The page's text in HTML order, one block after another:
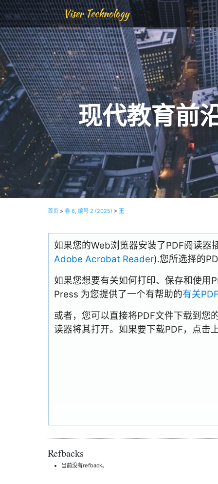
Viser Technology
现代教育前
首页 > 卷 6, 编号 2 (2025) > 王
如果您的Web浏览器安装了PDF阅读器
Adobe Acrobat Reader).您所选择的
如果您想要有关如何打印、保存和使用
Press 为您提供了一个有帮助的有关
或者，您可以直接将PDF文件下载到您
读器将其打开。如果要下载PDF，点击
Refbacks
当前没有refback。